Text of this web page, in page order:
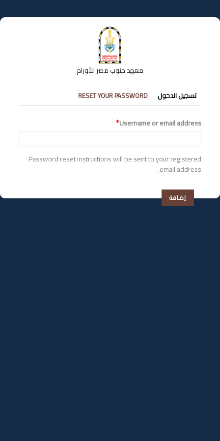
إلى
المحتوى
معهد جنوب مصر للأورام
التبويبات
الأساسية
تسجيل الدخول RESET YOUR PASSWORD
Username or email address
Password reset instructions will be sent to your registered
email address.